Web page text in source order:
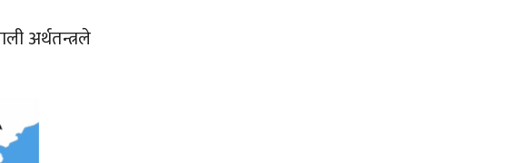
अर्थतन्त्रले